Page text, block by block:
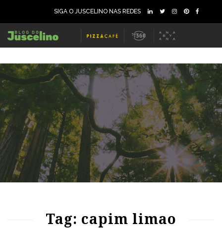
SIGA O JUSCELINO NAS REDES
Tag: capim limao